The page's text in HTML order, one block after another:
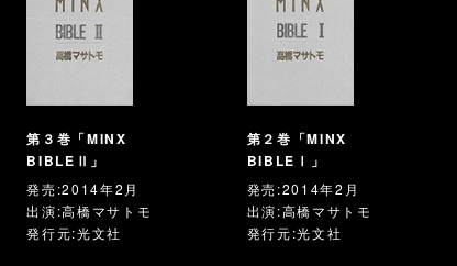
第３巻「MINX
BIBLEⅡ」
発売:2014年2月
出演:高橋マサトモ
発行元:光文社
第２巻「MINX
BIBLEⅠ」
発売:2014年2月
出演:高橋マサトモ
発行元:光文社